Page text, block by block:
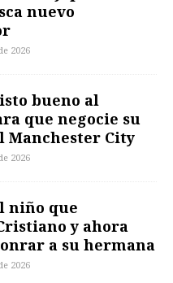
nuevo
2026
bueno al
que negocie su
Manchester City
2026
niño que
y ahora
a su hermana
2026